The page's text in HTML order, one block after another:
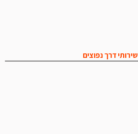
שירותי דרך נפוצים